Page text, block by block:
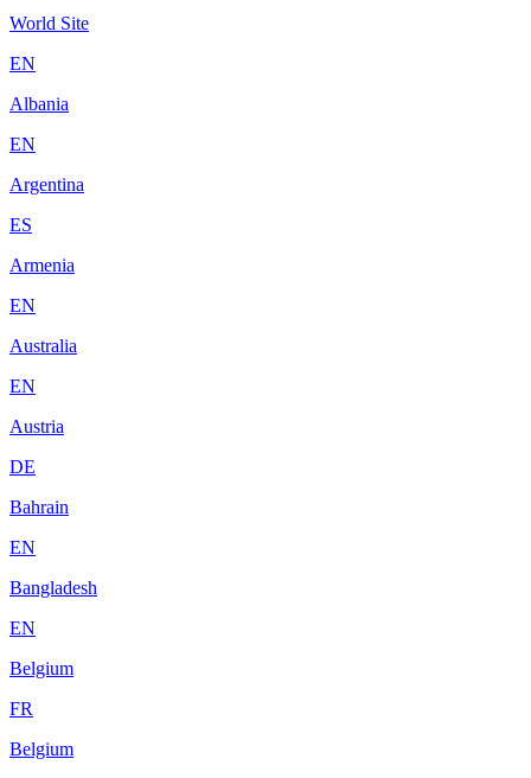
World Site
EN
Albania
EN
Argentina
ES
Armenia
EN
Australia
EN
Austria
DE
Bahrain
EN
Bangladesh
EN
Belgium
FR
Belgium